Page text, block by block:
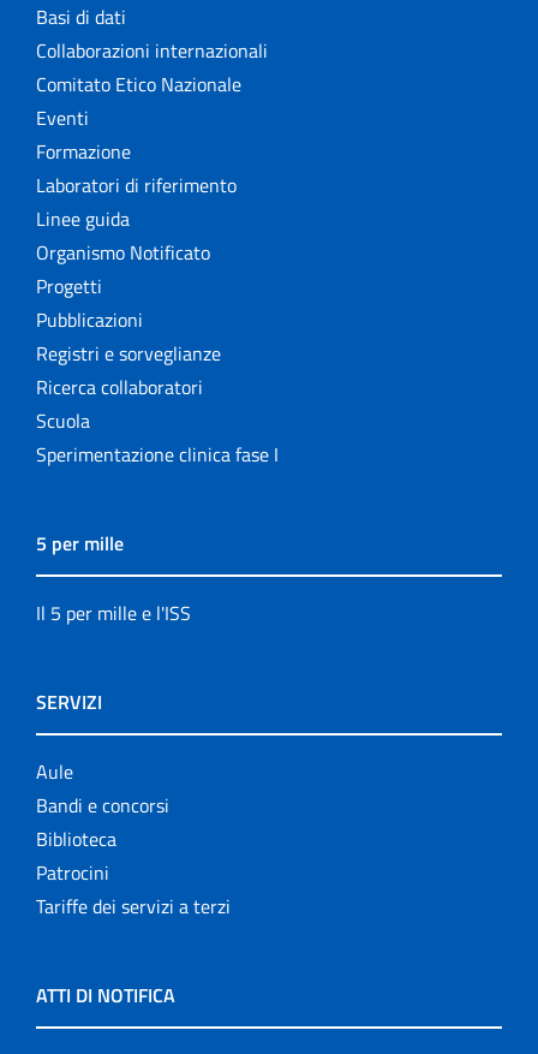
Basi di dati
Collaborazioni internazionali
Comitato Etico Nazionale
Eventi
Formazione
Laboratori di riferimento
Linee guida
Organismo Notificato
Progetti
Pubblicazioni
Registri e sorveglianze
Ricerca collaboratori
Scuola
Sperimentazione clinica fase I
5 per mille
Il 5 per mille e l'ISS
SERVIZI
Aule
Bandi e concorsi
Biblioteca
Patrocini
Tariffe dei servizi a terzi
ATTI DI NOTIFICA